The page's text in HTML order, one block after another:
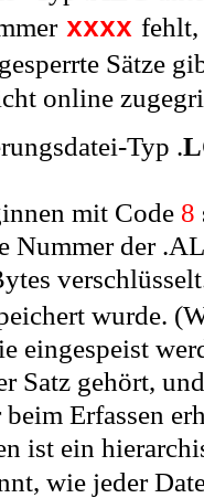
xxxx fehlt,
Sätze
online
Typ .
mit Code 8
Nummer der
wurde.
eingespeist
Satz gehört,
Erfassen
ist ein
wie jeder